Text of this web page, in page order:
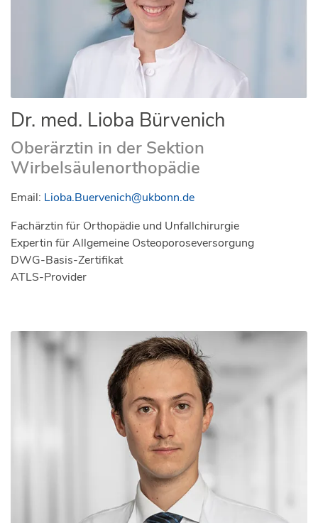
Dr. med. Lioba Bürvenich
Oberärztin in der Sektion
Wirbelsäulenorthopädie
Email: Lioba.Buervenich@ukbonn.de
Fachärztin für Orthopädie und Unfallchirurgie
Expertin für Allgemeine Osteoporoseversorgung
DWG-Basis-Zertifikat
ATLS-Provider